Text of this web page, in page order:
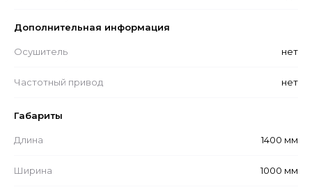
Дополнительная информация
Осушитель нет
Частотный привод нет
Габариты
Длина 1400 мм
Ширина 1000 мм